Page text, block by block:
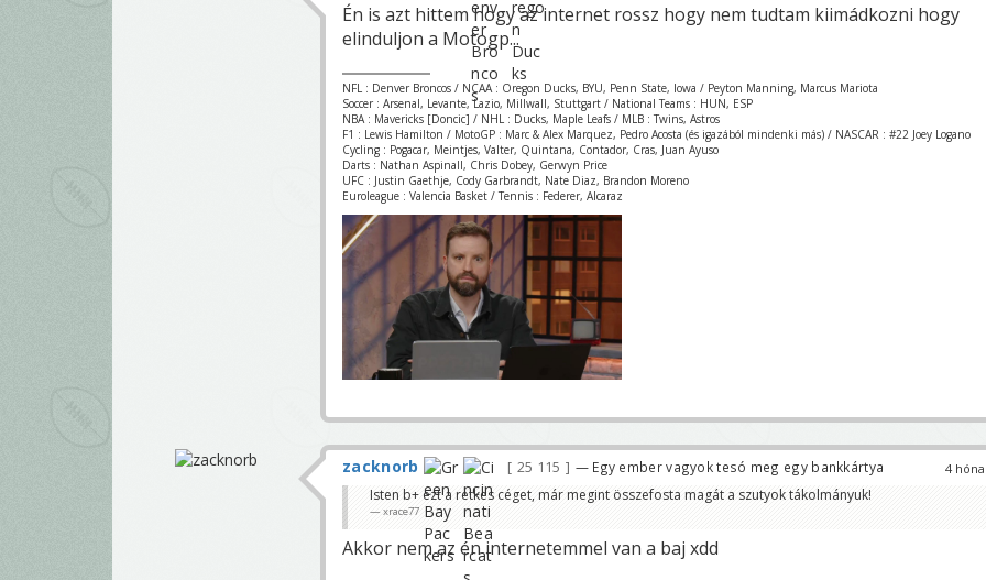
Én is azt hittem hogy az internet rossz hogy nem tudtam kiimádkozni hogy
elinduljon a Motogp...
NFL : Denver Broncos / NCAA : Oregon Ducks, BYU, Penn State, Iowa / Peyton Manning, Marcus Mariota
Soccer : Arsenal, Levante, Lazio, Millwall, Stuttgart / National Teams : HUN, ESP
NBA : Mavericks [Doncic] / NHL : Ducks, Maple Leafs / MLB : Twins, Astros
F1 : Lewis Hamilton / MotoGP : Marc & Alex Marquez, Pedro Acosta (és igazából mindenki más) / NASCAR : #22 Joey Logano
Cycling : Pogacar, Meintjes, Valter, Quintana, Contador, Cras, Juan Ayuso
Darts : Nathan Aspinall, Chris Dobey, Gerwyn Price
UFC : Justin Gaethje, Cody Garbrandt, Nate Diaz, Brandon Moreno
Euroleague : Valencia Basket / Tennis : Federer, Alcaraz
4
zacknorb 25 115 — Egy ember vagyok tesó meg egy bankkártya
Isten b+ ezt a retkes céget, már megint összefosta magát a szutyok tákolmányuk!
xrace77
Akkor nem az én internetemmel van a baj xdd